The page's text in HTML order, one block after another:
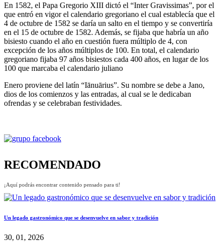
En 1582, el Papa Gregorio XIII dictó el “Inter Gravissimas”, por el
que entró en vigor el calendario gregoriano el cual establecía que el
4 de octubre de 1582 se daría un salto en el tiempo y se convertiría
en el 15 de octubre de 1582. Además, se fijaba que habría un año
bisiesto cuando el año en cuestión fuera múltiplo de 4, con
excepción de los años múltiplos de 100. En total, el calendario
gregoriano fijaba 97 años bisiestos cada 400 años, en lugar de los
100 que marcaba el calendario juliano
Enero proviene del latín “Iānuārius”. Su nombre se debe a Jano,
dios de los comienzos y las entradas, al cual se le dedicaban
ofrendas y se celebraban festividades.
RECOMENDADO
¡Aquí podrás encontrar contenido pensado para ti!
Un legado gastronómico que se desenvuelve en sabor y tradición
30, 01, 2026